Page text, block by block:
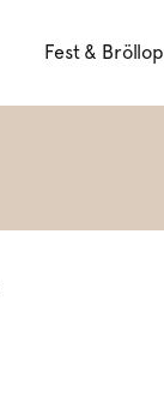
Fest & Bröllop